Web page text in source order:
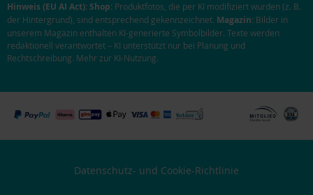
Hinweis (EU AI Act):Shop: Produktfotos, die per KI modifiziert wurden (z. B.
der Hintergrund), sind entsprechend gekennzeichnet. Magazin: Bilder in
unserem Magazin enthalten KI-generierte Symbolbilder. Texte werden
redaktionell verantwortet – KI unterstützt nur bei Planung und
Rechtschreibung. Mehr zur KI-Nutzung.
Datenschutz- und Cookie-Richtlinie